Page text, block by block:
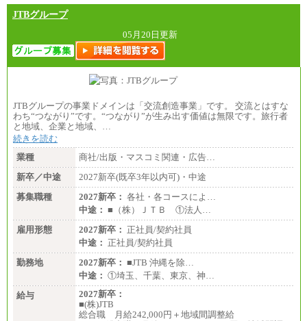
JTBグループ
05月20日更新
JTBグループの事業ドメインは「交流創造事業」です。 交流とはすな
わち“つながり”です。“つながり”が生み出す価値は無限です。旅行者
と地域、企業と地域、…
続きを読む
業種
商社/出版・マスコミ関連・広告…
新卒／中途
2027新卒(既卒3年以内可)・中途
募集職種
2027新卒： 各社・各コースによ…
中途： ■（株）ＪＴＢ ①法人…
雇用形態
2027新卒： 正社員/契約社員
中途： 正社員/契約社員
勤務地
2027新卒： ■JTB 沖縄を除…
中途： ①埼玉、千葉、東京、神…
給与
2027新卒：
■(株)JTB
総合職 月給242,000円＋地域間調整給